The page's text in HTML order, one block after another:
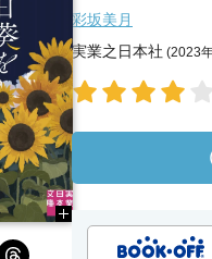
彩坂美月
実業之日本社 (2023